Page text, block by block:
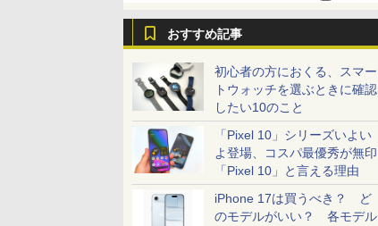
おすすめ記事
初心者の方におくる、スマー
トウォッチを選ぶときに確認
したい10のこと
「Pixel 10」シリーズいよい
よ登場、コスパ最優秀が無印
「Pixel 10」と言える理由
iPhone 17は買うべき？ ど
のモデルがいい？ 各モデル